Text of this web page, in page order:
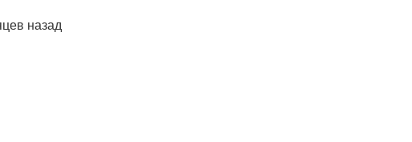
назад